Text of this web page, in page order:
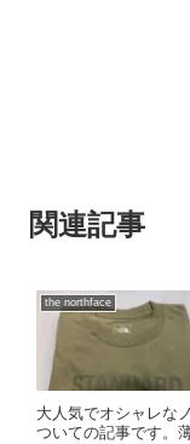
関連記事
the northface
大人気でオシャレな
ついての記事です。